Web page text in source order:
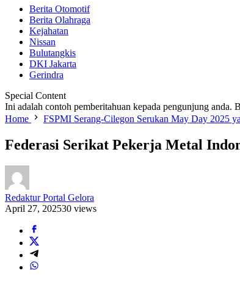
Berita Otomotif
Berita Olahraga
Kejahatan
Nissan
Bulutangkis
DKI Jakarta
Gerindra
Special Content
Ini adalah contoh pemberitahuan kepada pengunjung
Home
FSPMI Serang-Cilegon Serukan May Day 2025
Federasi Serikat Pekerja Metal
Redaktur Portal Gelora
April 27, 202530 views